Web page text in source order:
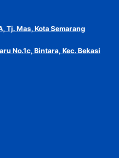
Tj. Mas, Kota Semarang
No.1c, Bintara, Kec. Bekasi